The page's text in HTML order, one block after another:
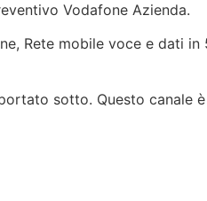
Vodafone Azienda.
Rete mobile voce e dati in
sotto. Questo canale